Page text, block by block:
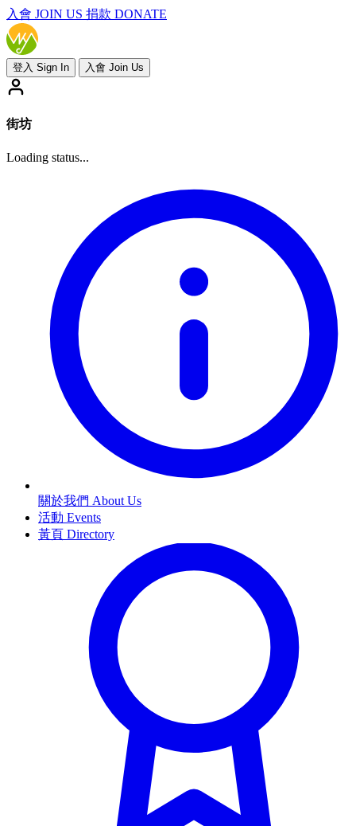
入會 JOIN US 捐款 DONATE
登入 Sign In 入會 Join Us
街坊
Loading status...
關於我們 About Us
活動 Events
黃頁 Directory